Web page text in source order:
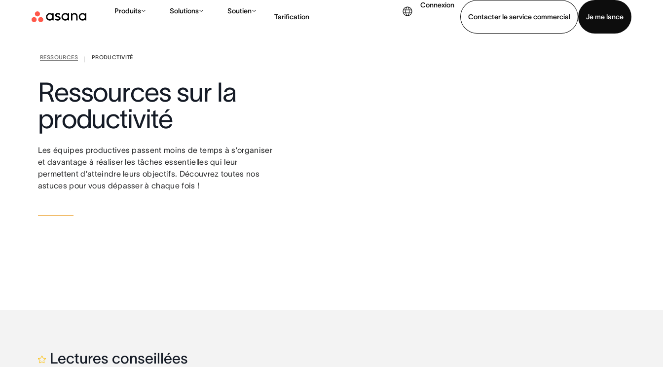
Produits Solutions Soutien
Tarification
Connexion
Contacter le service commercial
Je me lance
RESSOURCES PRODUCTIVITÉ
Ressources sur la
productivité
Les équipes productives passent moins de temps à s’organiser
et davantage à réaliser les tâches essentielles qui leur
permettent d’atteindre leurs objectifs. Découvrez toutes nos
astuces pour vous dépasser à chaque fois !
Lectures conseillées